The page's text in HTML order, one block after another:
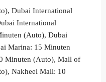
Dubai International
International
(Auto), Dubai
Marina: 15 Minuten
Minuten (Auto), Mall of
Nakheel Mall: 10